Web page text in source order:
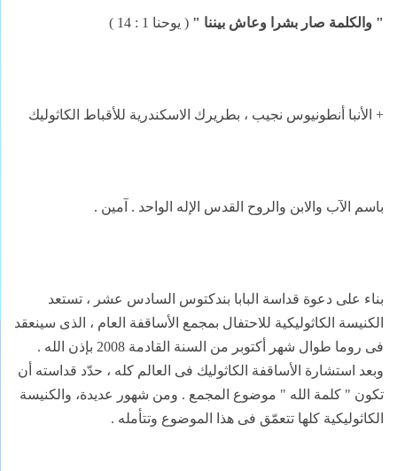
" والكلمة صار بشرا وعاش بيننا " ( يوحنا 1 : 14 )
+ الأنبا أنطونيوس نجيب ، بطريرك الاسكندرية للأقباط الكاثوليك
باسم الآب والابن والروح القدس الإله الواحد . آمين .
بناء على دعوة قداسة البابا بندكتوس السادس عشر ، تستعد
الكنيسة الكاثوليكية للاحتفال بمجمع الأساقفة العام ، الذى سينعقد
فى روما طوال شهر أكتوبر من السنة القادمة 2008 بإذن الله .
وبعد استشارة الأساقفة الكاثوليك فى العالم كله ، حدّد قداسته أن
تكون " كلمة الله " موضوع المجمع . ومن شهور عديدة، والكنيسة
الكاثوليكية كلها تتعمّق فى هذا الموضوع وتتأمله .